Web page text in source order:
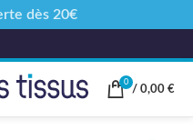
0
/ 0,00 €
dès 20€